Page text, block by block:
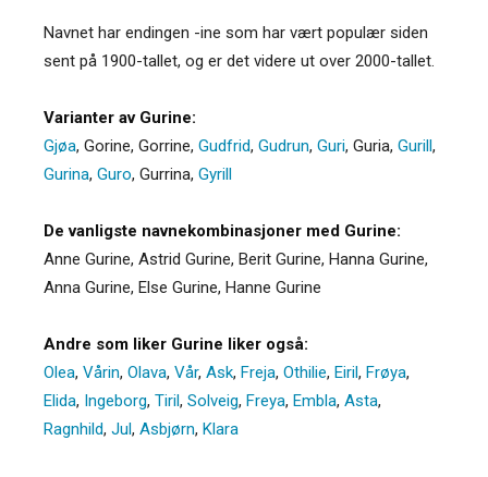
Navnet har endingen -ine som har vært populær siden
sent på 1900-tallet, og er det videre ut over 2000-tallet.
Varianter av Gurine:
Gjøa, Gorine, Gorrine, Gudfrid, Gudrun, Guri, Guria, Gurill,
Gurina, Guro, Gurrina, Gyrill
De vanligste navnekombinasjoner med Gurine:
Anne Gurine, Astrid Gurine, Berit Gurine, Hanna Gurine,
Anna Gurine, Else Gurine, Hanne Gurine
Andre som liker Gurine liker også:
Olea, Vårin, Olava, Vår, Ask, Freja, Othilie, Eiril, Frøya,
Elida, Ingeborg, Tiril, Solveig, Freya, Embla, Asta,
Ragnhild, Jul, Asbjørn, Klara